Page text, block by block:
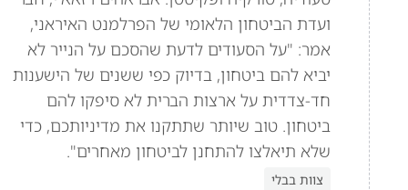
ועדת הביטחון הלאומי של הפרלמנט האיראני,
אמר: "על הסעודים לדעת שהסכם על הנייר לא
יביא להם ביטחון, בדיוק כפי ששנים של הישענות
חד-צדדית על ארצות הברית לא סיפקו להם
ביטחון. טוב שיותר שתתקנו את מדיניותכם, כדי
שלא תיאלצו להתחנן לביטחון מאחרים".
צוות בבלי